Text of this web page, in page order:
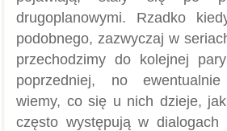
drugoplanowymi. Rzadko
podobnego, zazwyczaj w
przechodzimy do kolejnej
poprzedniej, no
wiemy, co się u nich dzieje,
często występują w